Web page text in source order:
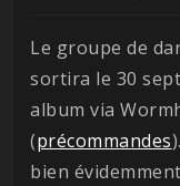
Le groupe de
sortira le 30
album via
(précommandes
bien